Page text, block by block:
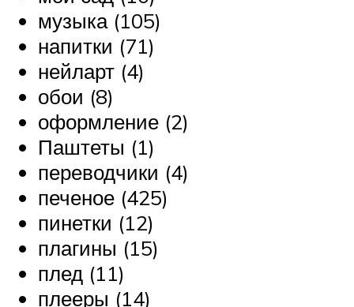
музыка (105)
напитки (71)
нейларт (4)
обои (8)
оформление (2)
Паштеты (1)
переводчики (4)
печеное (425)
пинетки (12)
плагины (15)
плед (11)
плееры (14)